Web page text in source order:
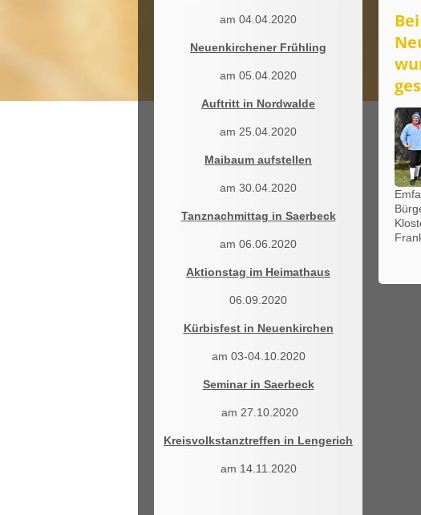
am 04.04.2020
Neuenkirchener Frühling
am 05.04.2020
Auftritt in Nordwalde
am 25.04.2020
Maibaum aufstellen
am 30.04.2020
Tanznachmittag in Saerbeck
am 06.06.2020
Aktionstag im Heimathaus
06.09.2020
Kürbisfest in Neuenkirchen
am 03-04.10.2020
Seminar in Saerbeck
am 27.10.2020
Kreisvolkstanztreffen in Lengerich
am 14.11.2020